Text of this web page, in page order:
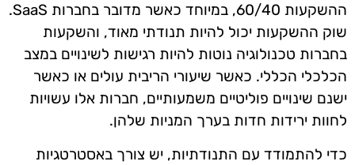
ההשקעות 60/40, במיוחד כאשר מדובר בחברות SaaS.
שוק ההשקעות יכול להיות תנודתי מאוד, והשקעות
בחברות טכנולוגיה נוטות להיות רגישות לשינויים במצב
הכלכלי הכללי. כאשר שיעורי הריבית עולים או כאשר
ישנם שינויים פוליטיים משמעותיים, חברות אלו עשויות
לחוות ירידות חדות בערך המניות שלהן.
כדי להתמודד עם התנודתיות, יש צורך באסטרטגיות